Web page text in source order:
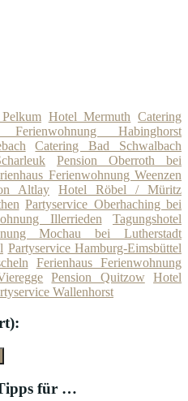
Hotel Mermuth Catering
Ferienwohnung Habinghorst
Catering Bad Schwalbach
Pension Oberroth bei
Ferienwohnung Weenzen
Altlay
Hotel Röbel / Müritz
Partyservice Oberhaching bei
Illerrieden
Tagungshotel
Mochau bei Lutherstadt
Partyservice Hamburg-Eimsbüttel
Ferienhaus Ferienwohnung
Pension Quitzow
Hotel
Wallenhorst
für …